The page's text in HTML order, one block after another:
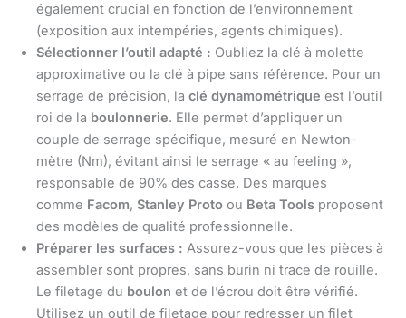
également crucial en fonction de l’environnement
(exposition aux intempéries, agents chimiques).
Sélectionner l’outil adapté : Oubliez la clé à molette
approximative ou la clé à pipe sans référence. Pour un
serrage de précision, la clé dynamométrique est l’outil
roi de la boulonnerie. Elle permet d’appliquer un
couple de serrage spécifique, mesuré en Newton-
mètre (Nm), évitant ainsi le serrage « au feeling »,
responsable de 90% des casse. Des marques
comme Facom, Stanley Proto ou Beta Tools proposent
des modèles de qualité professionnelle.
Préparer les surfaces : Assurez-vous que les pièces à
assembler sont propres, sans burin ni trace de rouille.
Le filetage du boulon et de l’écrou doit être vérifié.
Utilisez un outil de filetage pour redresser un filet